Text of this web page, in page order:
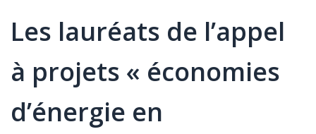
Les lauréats de l’appel
à projets « économies
d’énergie en